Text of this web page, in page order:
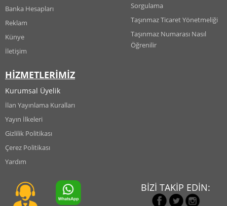
Banka Hesapları
Reklam
Künye
İletişim
HİZMETLERİMİZ
Kurumsal Üyelik
İlan Yayınlama Kuralları
Yayın İlkeleri
Gizlilik Politikası
Çerez Politikası
Yardım
Sorgulama
Taşınmaz Ticaret Yönetmeliği
Taşınmaz Numarası Nasıl
Öğrenilir
BİZİ TAKİP EDİN: